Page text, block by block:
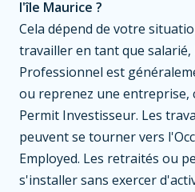
l'île Maurice ?
Cela dépend de votre
travailler en tant que
Professionnel est
ou reprenez une entreprise,
Permit Investisseur. Les
peuvent se tourner vers
Employed. Les retraités ou
s'installer sans exercer